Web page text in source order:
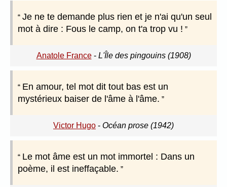
Je ne te demande plus rien et je n'ai qu'un seul
mot à dire : Fous le camp, on t'a trop vu !
Anatole France- L'Île des pingouins (1908)
En amour, tel mot dit tout bas est un
mystérieux baiser de l'âme à l'âme.
Victor Hugo - Océan prose (1942)
Le mot âme est un mot immortel : Dans un
poème, il est ineffaçable.